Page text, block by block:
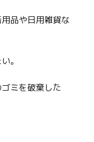
品や日用雑貨な
。
ミを破棄した